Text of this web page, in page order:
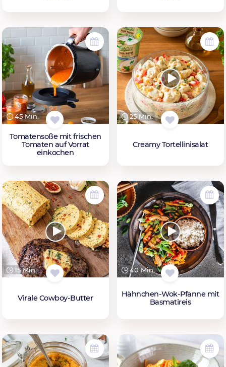
45 Min.
Tomatensoße mit frischen
Tomaten auf Vorrat
einkochen
25 Min.
Creamy Tortellinisalat
15 Min.
Virale Cowboy-Butter
40 Min.
Hähnchen-Wok-Pfanne mit
Basmatireis